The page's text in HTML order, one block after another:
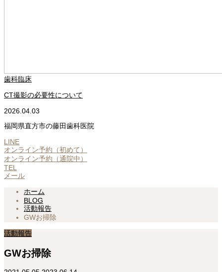
歯科臨床
CT撮影の必要性について
2026.04.03
福岡県直方市の藤田歯科医院
LINE
オンライン予約（初めて）
オンライン予約（通院中）
TEL
メール
ホーム
BLOG
活動報告
GWお掃除
活動報告
GWお掃除